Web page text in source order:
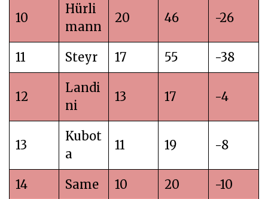
10
Hürli
mann
20 46 -26
11 Steyr 17 55 -38
12
Landi
ni
13 17 -4
13
Kubot
a
11 19 -8
14 Same 10 20 -10